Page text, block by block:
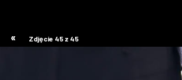
« Zdjęcie 45 z 45